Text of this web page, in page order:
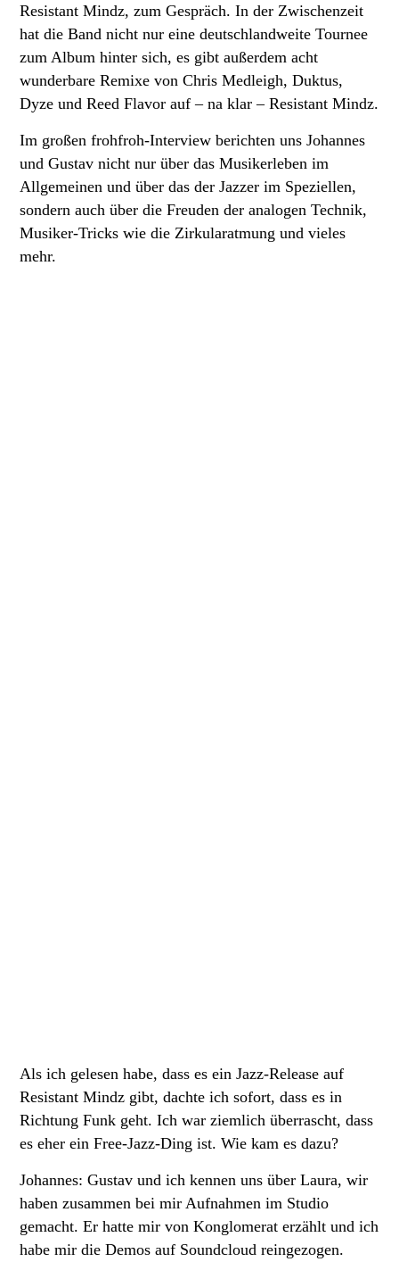
Resistant Mindz, zum Gespräch. In der Zwischenzeit
hat die Band nicht nur eine deutschlandweite Tournee
zum Album hinter sich, es gibt außerdem acht
wunderbare Remixe von Chris Medleigh, Duktus,
Dyze und Reed Flavor auf – na klar – Resistant Mindz.
Im großen frohfroh-Interview berichten uns Johannes
und Gustav nicht nur über das Musikerleben im
Allgemeinen und über das der Jazzer im Speziellen,
sondern auch über die Freuden der analogen Technik,
Musiker-Tricks wie die Zirkularatmung und vieles
mehr.
Als ich gelesen habe, dass es ein Jazz-Release auf
Resistant Mindz gibt, dachte ich sofort, dass es in
Richtung Funk geht. Ich war ziemlich überrascht, dass
es eher ein Free-Jazz-Ding ist. Wie kam es dazu?
Johannes: Gustav und ich kennen uns über Laura, wir
haben zusammen bei mir Aufnahmen im Studio
gemacht. Er hatte mir von Konglomerat erzählt und ich
habe mir die Demos auf Soundcloud reingezogen.